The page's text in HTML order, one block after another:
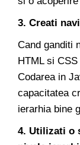
3. Creati
Cand ganditi
HTML si
Codarea in
capacitatea
ierarhia bine
4. Utilizati o